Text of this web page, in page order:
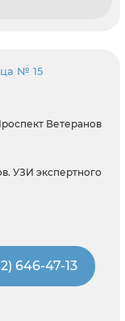
№ 15
Ветеранов
УЗИ экспертного
646-47-13